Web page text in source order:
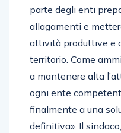
parte degli enti
allagamenti e
attività produttive e
territorio. Come
a mantenere alta
ogni ente
finalmente a una
definitiva». Il